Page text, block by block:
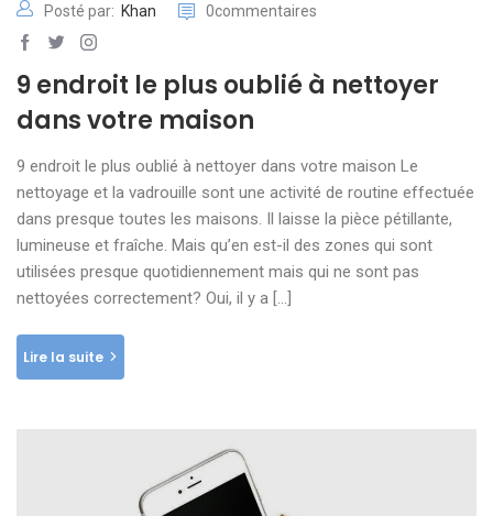
Posté par: Khan 0commentaires
9 endroit le plus oublié à nettoyer
dans votre maison
9 endroit le plus oublié à nettoyer dans votre maison Le
nettoyage et la vadrouille sont une activité de routine effectuée
dans presque toutes les maisons. Il laisse la pièce pétillante,
lumineuse et fraîche. Mais qu’en est-il des zones qui sont
utilisées presque quotidiennement mais qui ne sont pas
nettoyées correctement? Oui, il y a […]
Lire la suite